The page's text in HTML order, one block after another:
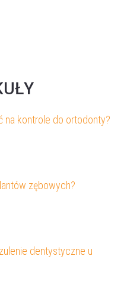
na kontrole do ortodonty?
zębowych?
dentystyczne u